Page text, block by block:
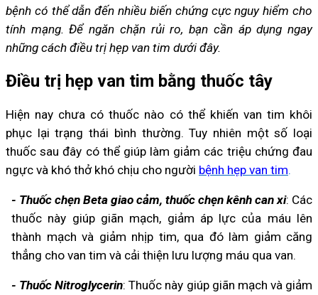
bệnh có thể dẫn đến nhiều biến chứng cực nguy hiểm cho
tính mạng. Để ngăn chặn rủi ro, bạn cần áp dụng ngay
những cách điều trị hẹp van tim dưới đây.
Điều trị hẹp van tim bằng thuốc tây
Hiện nay chưa có thuốc nào có thể khiến van tim khôi
phục lại trạng thái bình thường. Tuy nhiên một số loại
thuốc sau đây có thể giúp làm giảm các triệu chứng đau
ngực và khó thở khó chịu cho người bệnh hẹp van tim.
- Thuốc chẹn Beta giao cảm, thuốc chẹn kênh can xi: Các
thuốc này giúp giãn mạch, giảm áp lực của máu lên
thành mạch và giảm nhịp tim, qua đó làm giảm căng
thẳng cho van tim và cải thiện lưu lượng máu qua van.
- Thuốc Nitroglycerin: Thuốc này giúp giãn mạch và giảm